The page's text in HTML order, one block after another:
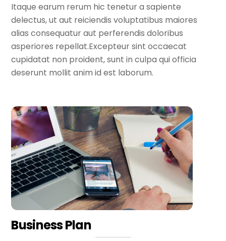
Itaque earum rerum hic tenetur a sapiente
delectus, ut aut reiciendis voluptatibus maiores
alias consequatur aut perferendis doloribus
asperiores repellat.Excepteur sint occaecat
cupidatat non proident, sunt in culpa qui officia
deserunt mollit anim id est laborum.
Business Plan